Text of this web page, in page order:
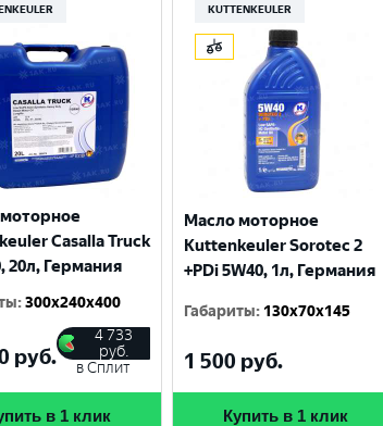
Casalla Truck
20л, Германия
:300x240x400
руб.
4 733
руб.
в Сплит
в 1 клик
KUTTENKEULER
Масло моторное
Kuttenkeuler Sorotec 2
+PDi 5W40, 1л, Германия
Габариты: 130x70x145
1 500 руб.
Купить в 1 клик